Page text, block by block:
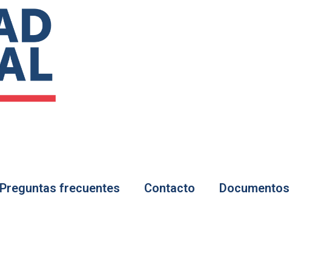
Preguntas frecuentes Contacto Documentos